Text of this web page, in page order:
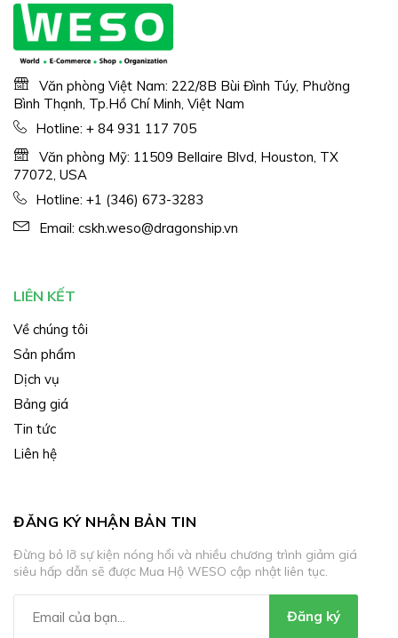
Văn phòng Việt Nam: 222/8B Bùi Đình Túy, Phường
Bình Thạnh, Tp.Hồ Chí Minh, Việt Nam
Hotline: + 84 931 117 705
Văn phòng Mỹ: 11509 Bellaire Blvd, Houston, TX
77072, USA
Hotline: +1 (346) 673-3283
Email: cskh.weso@dragonship.vn
LIÊN KẾT
Về chúng tôi
Sản phẩm
Dịch vụ
Bảng giá
Tin tức
Liên hệ
ĐĂNG KÝ NHẬN BẢN TIN
Đừng bỏ lỡ sự kiện nóng hổi và nhiều chương trình giảm giá
siêu hấp dẫn sẽ được Mua Hộ WESO cập nhật liên tục.
Đăng ký